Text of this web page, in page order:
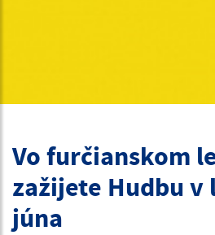
Vo furčianskom
zažijete Hudbu v
júna